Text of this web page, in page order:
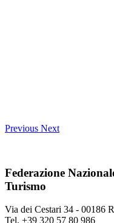
Previous Next
Federazione
Turismo
Via dei Cestari 34 - 00186
Tel. +39 320 57 80 986